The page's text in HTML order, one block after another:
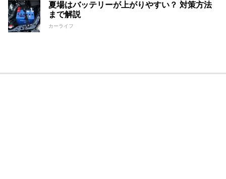
夏場はバッテリーが上がりやすい？ 対策方法
まで解説
カーライフ